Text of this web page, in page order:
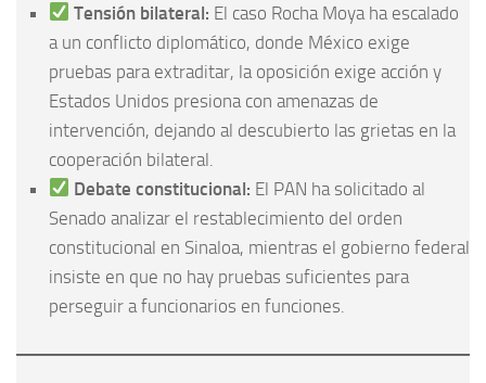
Tensión bilateral: El caso Rocha Moya ha escalado
a un conflicto diplomático, donde México exige
pruebas para extraditar, la oposición exige acción y
Estados Unidos presiona con amenazas de
intervención, dejando al descubierto las grietas en la
cooperación bilateral.
Debate constitucional: El PAN ha solicitado al
Senado analizar el restablecimiento del orden
constitucional en Sinaloa, mientras el gobierno federal
insiste en que no hay pruebas suficientes para
perseguir a funcionarios en funciones.